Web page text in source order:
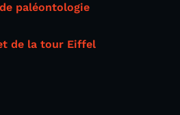
paléontologie
de la tour Eiffel